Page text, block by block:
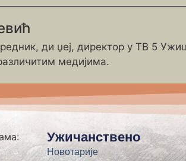
ди џеј, директор у ТВ 5
медијима.
Ужичанствено
Новотарије